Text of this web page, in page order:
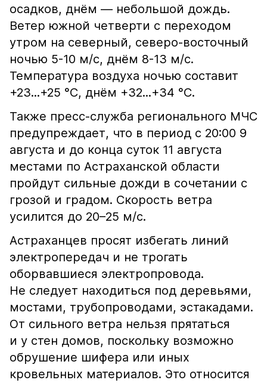
осадков, днём — небольшой дождь.
Ветер южной четверти с переходом
утром на северный, северо-восточный
ночью 5-10 м/с, днём 8-13 м/с.
Температура воздуха ночью составит
+23...+25 °С, днём +32...+34 °С.
Также пресс-служба регионального МЧС
предупреждает, что в период с 20:00 9
августа и до конца суток 11 августа
местами по Астраханской области
пройдут сильные дожди в сочетании с
грозой и градом. Скорость ветра
усилится до 20–25 м/с.
Астраханцев просят избегать линий
электропередач и не трогать
оборвавшиеся электропровода.
Не следует находиться под деревьями,
мостами, трубопроводами, эстакадами.
От сильного ветра нельзя прятаться
и у стен домов, поскольку возможно
обрушение шифера или иных
кровельных материалов. Это относится